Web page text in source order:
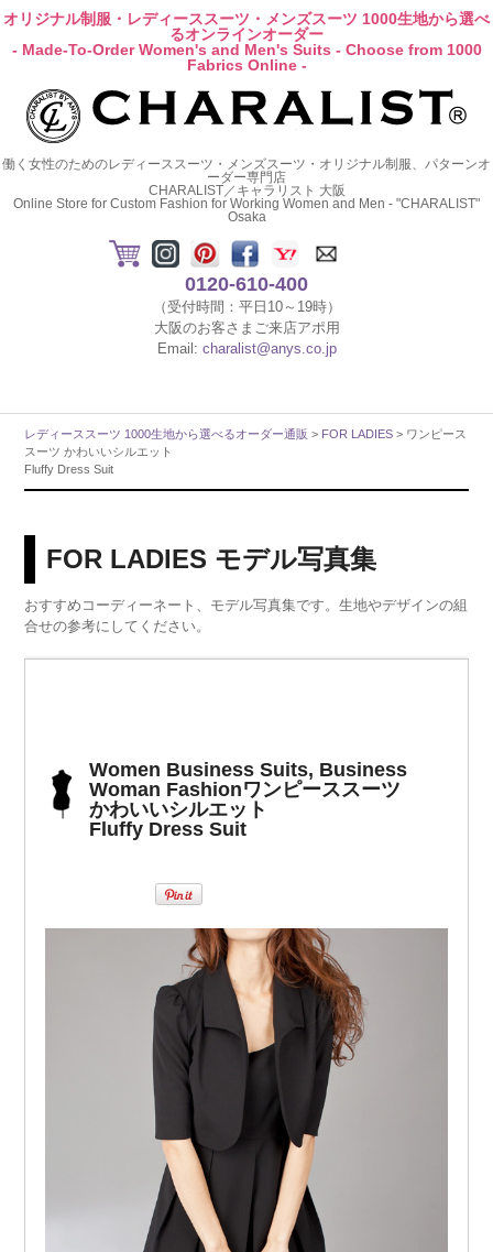
オリジナル制服・レディーススーツ・メンズスーツ 1000生地から選べ
るオンラインオーダー
- Made-To-Order Women's and Men's Suits - Choose from 1000
Fabrics Online -
働く女性のためのレディーススーツ・メンズスーツ・オリジナル制服、パターンオ
ーダー専門店
CHARALIST／キャラリスト 大阪
Online Store for Custom Fashion for Working Women and Men - "CHARALIST"
Osaka
0120-610-400
（受付時間：平日10～19時）
大阪のお客さまご来店アポ用
Email: charalist@anys.co.jp
レディーススーツ 1000生地から選べるオーダー通販 > FOR LADIES > ワンピース
スーツ かわいいシルエット
Fluffy Dress Suit
FOR LADIES モデル写真集
おすすめコーディーネート、モデル写真集です。生地やデザインの組
合せの参考にしてください。
Women Business Suits, Business
Woman Fashionワンピーススーツ
かわいいシルエット
Fluffy Dress Suit